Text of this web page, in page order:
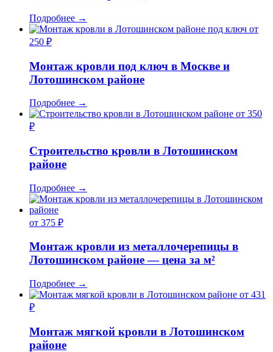
Подробнее →
от
250 ₽
Монтаж кровли под ключ в Москве и
Лотошинском районе
Подробнее →
от 350
₽
Строительство кровли в Лотошинском
районе
Подробнее →
от 375 ₽
Монтаж кровли из металлочерепицы в
Лотошинском районе — цена за м²
Подробнее →
от 431
₽
Монтаж мягкой кровли в Лотошинском
районе